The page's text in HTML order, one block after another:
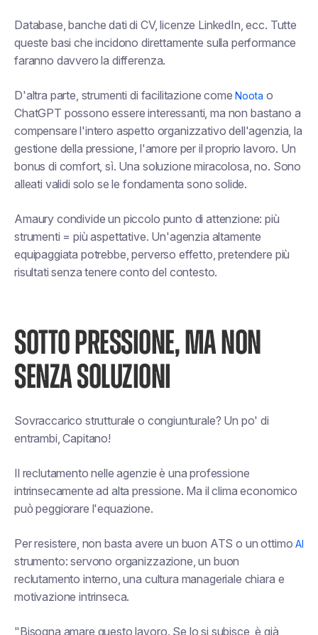
Database, banche dati di CV, licenze LinkedIn, ecc. Tutte
queste basi che incidono direttamente sulla performance
faranno davvero la differenza.
D'altra parte, strumenti di facilitazione comeNoota o
ChatGPT possono essere interessanti, ma non bastano a
compensare l'intero aspetto organizzativo dell'agenzia, la
gestione della pressione, l'amore per il proprio lavoro. Un
bonus di comfort, sì. Una soluzione miracolosa, no. Sono
alleati validi solo se le fondamenta sono solide.
Amaury condivide un piccolo punto di attenzione: più
strumenti = più aspettative. Un'agenzia altamente
equipaggiata potrebbe, perverso effetto, pretendere più
risultati senza tenere conto del contesto.
SOTTO PRESSIONE, MA NON
SENZA SOLUZIONI
Sovraccarico strutturale o congiunturale? Un po' di
entrambi, Capitano!
Il reclutamento nelle agenzie è una professione
intrinsecamente ad alta pressione. Ma il clima economico
può peggiorare l'equazione.
Per resistere, non basta avere un buon ATS o un ottimoAI
strumento: servono organizzazione, un buon
reclutamento interno, una cultura manageriale chiara e
motivazione intrinseca.
"Bisogna amare questo lavoro. Se lo si subisce, è già